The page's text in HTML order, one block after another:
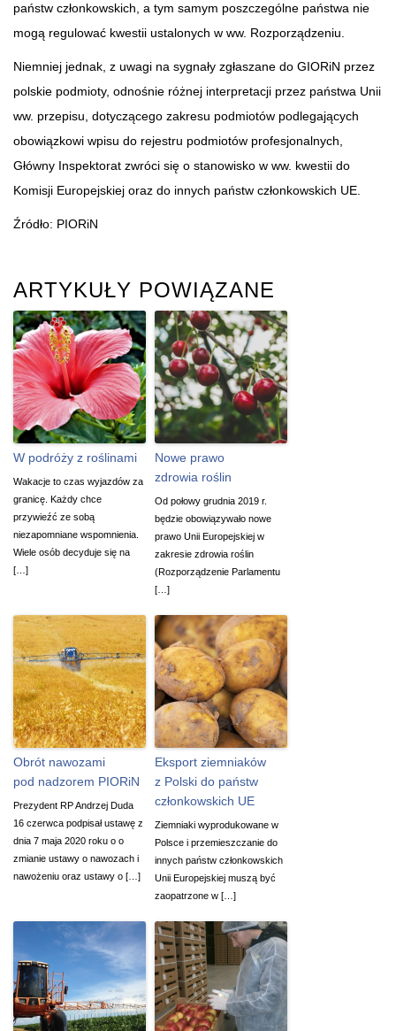
państw członkowskich, a tym samym poszczególne państwa nie
mogą regulować kwestii ustalonych w ww. Rozporządzeniu.
Niemniej jednak, z uwagi na sygnały zgłaszane do GIORiN przez
polskie podmioty, odnośnie różnej interpretacji przez państwa Unii
ww. przepisu, dotyczącego zakresu podmiotów podlegających
obowiązkowi wpisu do rejestru podmiotów profesjonalnych,
Główny Inspektorat zwróci się o stanowisko w ww. kwestii do
Komisji Europejskiej oraz do innych państw członkowskich UE.
Źródło: PIORiN
ARTYKUŁY POWIĄZANE
W podróży z roślinami
Wakacje to czas wyjazdów za
granicę. Każdy chce
przywieźć ze sobą
niezapomniane wspomnienia.
Wiele osób decyduje się na
[…]
Nowe prawo
zdrowia roślin
Od połowy grudnia 2019 r.
będzie obowiązywało nowe
prawo Unii Europejskiej w
zakresie zdrowia roślin
(Rozporządzenie Parlamentu
[…]
Obrót nawozami
pod nadzorem PIORiN
Prezydent RP Andrzej Duda
16 czerwca podpisał ustawę z
dnia 7 maja 2020 roku o o
zmianie ustawy o nawozach i
nawożeniu oraz ustawy o […]
Eksport ziemniaków
z Polski do państw
członkowskich UE
Ziemniaki wyprodukowane w
Polsce i przemieszczanie do
innych państw członkowskich
Unii Europejskiej muszą być
zaopatrzone w […]